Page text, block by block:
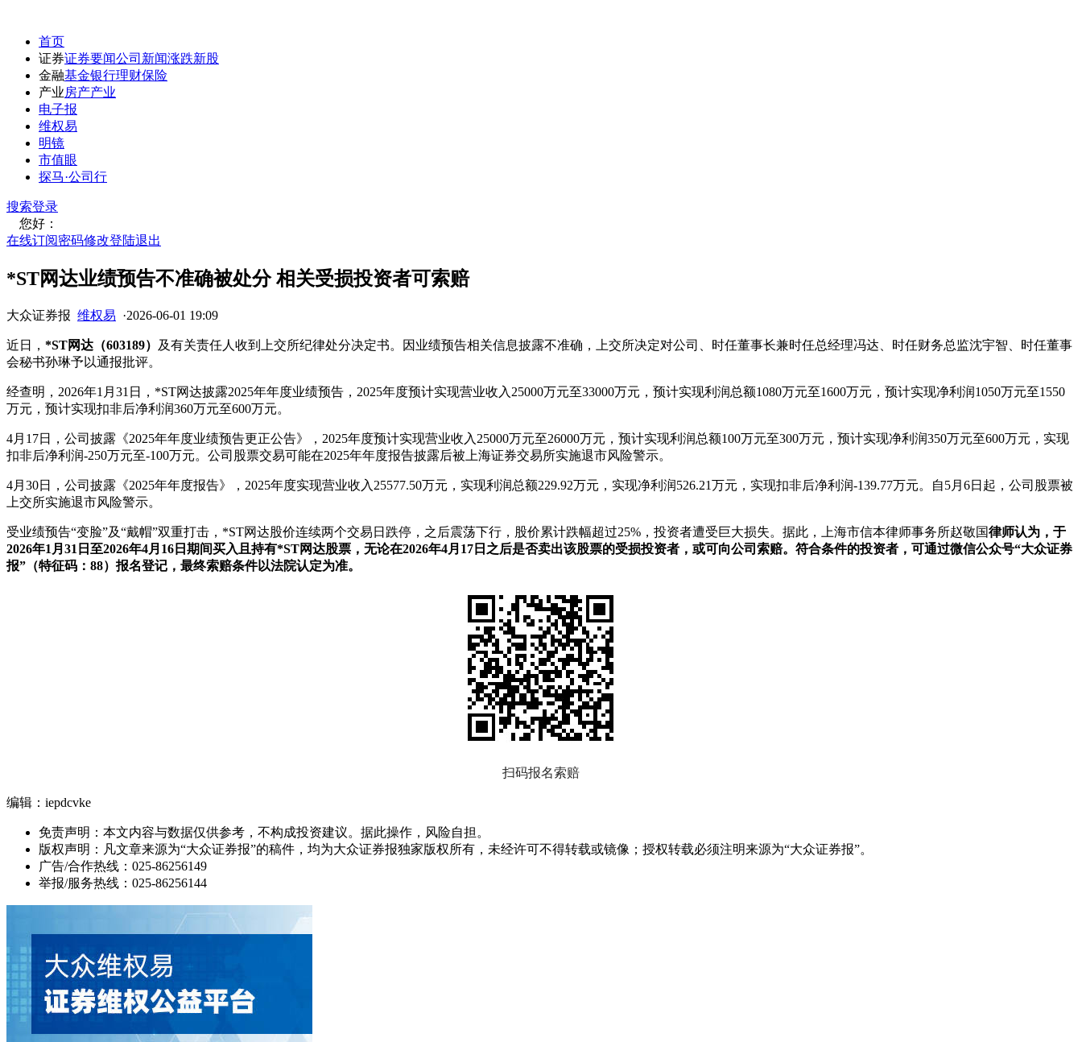
首页
证券证券要闻公司新闻涨跌新股
金融基金银行理财保险
产业房产产业
电子报
维权易
明镜
市值眼
探马·公司行
搜索登录
您好：
在线订阅密码修改登陆退出
*ST网达业绩预告不准确被处分 相关受损投资者可索赔
大众证券报 维权易 ·2026-06-01 19:09
近日， *ST网达（603189）
及有关责任人收到上交所纪律处分决定书。因业绩预告相关信息披露不准确，上交所决定对公司、时任董事长兼时任总经理冯达、时任财务总监沈宇智、时任董事
会秘书孙琳予以通报批评。
经查明，2026年1月31日，*ST网达披露2025年年度业绩预告，2025年度预计实现营业收入25000万元至33000万元，预计实现利润总额1080万元至1600万元，预计实现净利润1050万元至1550
万元，预计实现扣非后净利润360万元至600万元。
4月17日，公司披露《2025年年度业绩预告更正公告》，2025年度预计实现营业收入25000万元至26000万元，预计实现利润总额100万元至300万元，预计实现净利润350万元至600万元，实现
扣非后净利润-250万元至-100万元。公司股票交易可能在2025年年度报告披露后被上海证券交易所实施退市风险警示。
4月30日，公司披露《2025年年度报告》，2025年度实现营业收入25577.50万元，实现利润总额229.92万元，实现净利润526.21万元，实现扣非后净利润-139.77万元。自5月6日起，公司股票被
上交所实施退市风险警示。
受业绩预告“变脸”及“戴帽”双重打击，*ST网达股价连续两个交易日跌停，之后震荡下行，股价累计跌幅超过25%，投资者遭受巨大损失。据此，上海市信本律师事务所赵敬国律师认为，于
2026年1月31日至2026年4月16日期间买入且持有*ST网达股票，无论在2026年4月17日之后是否卖出该股票的受损投资者，或可向公司索赔。符合条件的投资者，可通过微信公众号“大众证券
报”（特征码：88）报名登记，最终索赔条件以法院认定为准。
扫码报名索赔
编辑：iepdcvke
免责声明：本文内容与数据仅供参考，不构成投资建议。据此操作，风险自担。
版权声明：凡文章来源为“大众证券报”的稿件，均为大众证券报独家版权所有，未经许可不得转载或镜像；授权转载必须注明来源为“大众证券报”。
广告/合作热线：025-86256149
举报/服务热线：025-86256144